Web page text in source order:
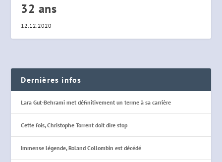
32 ans
12.12.2020
Dernières infos
Lara Gut-Behrami met définitivement un terme à sa carrière
Cette fois, Christophe Torrent doit dire stop
Immense légende, Roland Collombin est décédé